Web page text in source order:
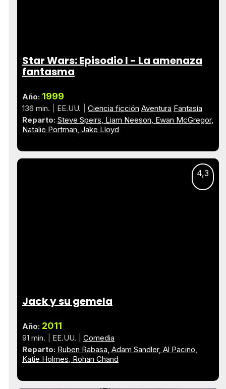
Star Wars: Episodio I - La amenaza
fantasma
Año: 1999
136 min. EE.UU. Ciencia ficción Aventura Fantasía
Reparto: Steve Speirs Liam Neeson Ewan McGregor
Natalie Portman Jake Lloyd
4,3
Jack y su gemela
Año: 2011
91 min. EE.UU.
Comedia
Reparto: Ruben Rabasa Adam Sandler Al Pacino
Katie Holmes Rohan Chand